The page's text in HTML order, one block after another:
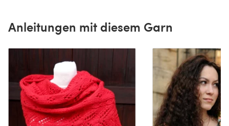
Anleitungen mit diesem Garn